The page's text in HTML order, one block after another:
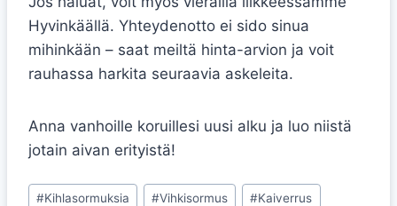
Hyvinkäällä. Yhteydenotto ei sido sinua
mihinkään – saat meiltä hinta-arvion ja voit
rauhassa harkita seuraavia askeleita.
Anna vanhoille koruillesi uusi alku ja luo niistä
jotain aivan erityistä!
Avainsanat:
#Kihlasormuksia #Vihkisormus #Kaiverrus